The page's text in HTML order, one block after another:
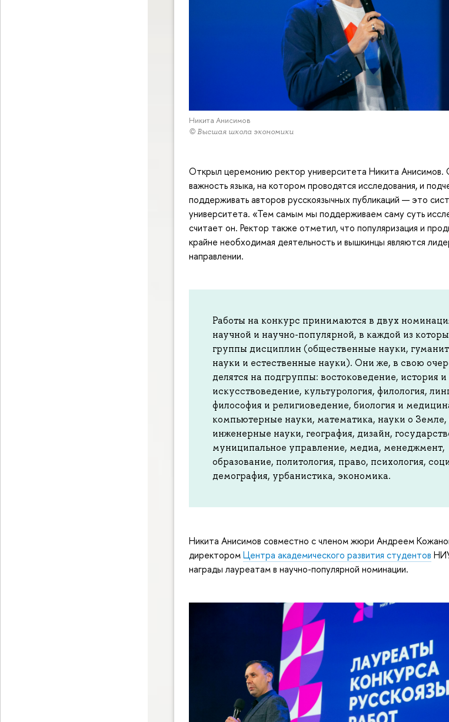
Никита Анисимов
© Высшая школа экономики
Открыл церемонию ректор университета Никита Анисимов.
важность языка, на котором проводятся исследования, и
поддерживать авторов русскоязычных публикаций — это
университета. «Тем самым мы поддерживаем саму суть
считает он. Ректор также отметил, что популяризация и
крайне необходимая деятельность и вышкинцы являются
направлении.
Работы на конкурс принимаются в двух
научной и научно-популярной, в каждой из
группы дисциплин (общественные науки,
науки и естественные науки). Они же, в свою
делятся на подгруппы: востоковедение, история и
искусствоведение, культурология, филология,
философия и религиоведение, биология и
компьютерные науки, математика, науки о Земле,
инженерные науки, география, дизайн,
муниципальное управление, медиа, менеджмент,
образование, политология, право, психология,
демография, урбанистика, экономика.
Никита Анисимов совместно с членом жюри Андреем
директоромЦентра академического развития студентов
награды лауреатам в научно-популярной номинации.